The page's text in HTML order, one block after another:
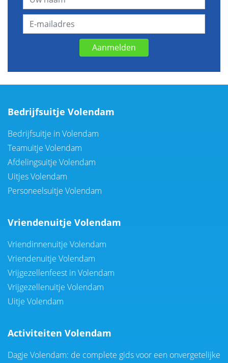
Aanmelden
Bedrijfsuitje Volendam
Bedrijfsuitje in Volendam
Teamuitje Volendam
Afdelingsuitje Volendam
Uitjes Volendam
Personeelsuitje Volendam
Vriendenuitje Volendam
Vriendinnenuitje Volendam
Vriendenuitje Volendam
Vrijgezellenfeest in Volendam
Vrijgezellenuitje Volendam
Uitje Volendam
Activiteiten Volendam
Dagje Volendam: de complete gids voor een onvergetelijke